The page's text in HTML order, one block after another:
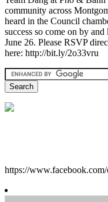
community across
heard in the Council
success so come on by
June 26. Please RSVP
here: http://bit.ly/2o33vru
https://